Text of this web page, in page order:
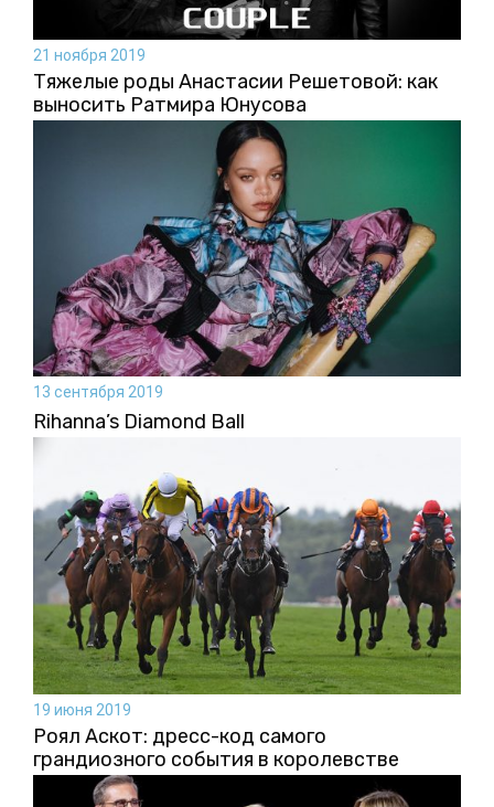
21 ноября 2019
Тяжелые роды Анастасии Решетовой: как
выносить Ратмира Юнусова
13 сентября 2019
Rihanna’s Diamond Ball
19 июня 2019
Роял Аскот: дресс-код самого
грандиозного события в королевстве